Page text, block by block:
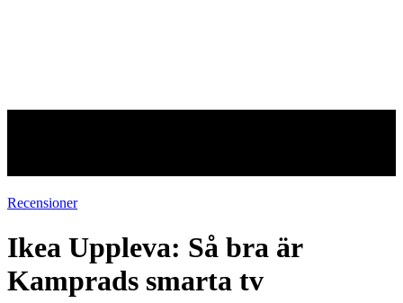
Recensioner
Ikea Uppleva: Så bra är
Kamprads smarta tv